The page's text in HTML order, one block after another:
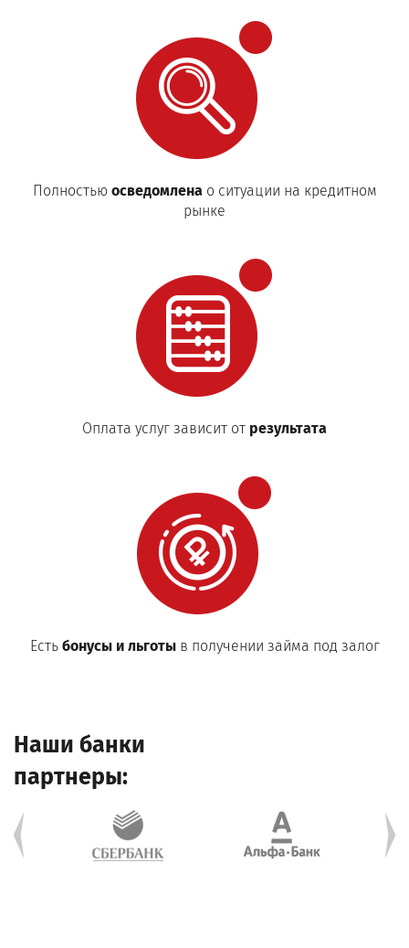
Полностьюосведомленао ситуации на кредитном
рынке
Оплата услуг зависит от результата
Естьбонусы и льготыв получении займа под залог
Наши банки
партнеры: